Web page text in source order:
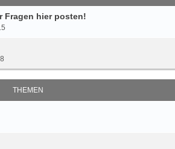
Fragen hier posten!
THEMEN